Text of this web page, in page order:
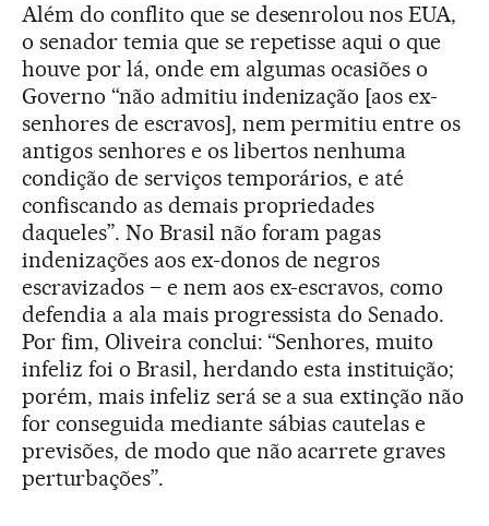
Além do conflito que se desenrolou nos EUA,
o senador temia que se repetisse aqui o que
houve por lá, onde em algumas ocasiões o
Governo “não admitiu indenização [aos ex-
senhores de escravos], nem permitiu entre os
antigos senhores e os libertos nenhuma
condição de serviços temporários, e até
confiscando as demais propriedades
daqueles”. No Brasil não foram pagas
indenizações aos ex-donos de negros
escravizados – e nem aos ex-escravos, como
defendia a ala mais progressista do Senado.
Por fim, Oliveira conclui: “Senhores, muito
infeliz foi o Brasil, herdando esta instituição;
porém, mais infeliz será se a sua extinção não
for conseguida mediante sábias cautelas e
previsões, de modo que não acarrete graves
perturbações”.